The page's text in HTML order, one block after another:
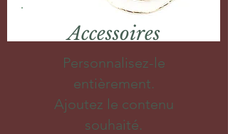
Accessoires
Personnalisez-le
entièrement.
Ajoutez le contenu
souhaité.